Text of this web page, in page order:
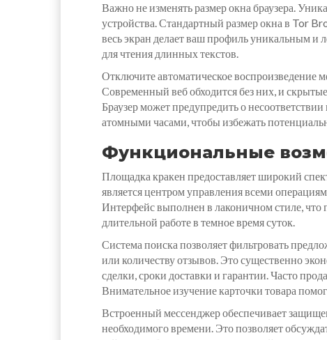
Важно не изменять размер окна браузера.
устройства. Стандартный размер окна в Tor
весь экран делает ваш профиль уникальным и
для чтения длинных текстов.
Отключите автоматическое воспроизведение
Современный веб обходится без них, и
Браузер может предупредить о
атомными часами, чтобы избежать
Функциональные
Площадка кракен предоставляет широкий
является центром управления всеми
Интерфейс выполнен в лаконичном стиле, что
длительной работе в темное время суток.
Система поиска позволяет фильтровать
или количеству отзывов. Это существенно
сделки, сроки доставки и гарантии. Часто
Внимательное изучение карточки товара
Встроенный мессенджер обеспечивает
необходимого времени. Это позволяет